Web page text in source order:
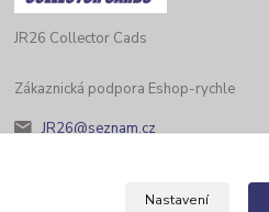
JR26 Collector Cads
Zákaznická podpora Eshop-rychle
JR26@seznam.cz
Nastavení